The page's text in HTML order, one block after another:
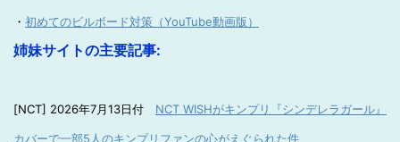
・ 初めてのビルボード対策（YouTube動画版）
姉妹サイトの主要記事:
[NCT] 2026年7月13日付 NCT WISHがキンプリ『シンデレラガール』
カバーで一部5人のキンプリファンの心がえぐられた件